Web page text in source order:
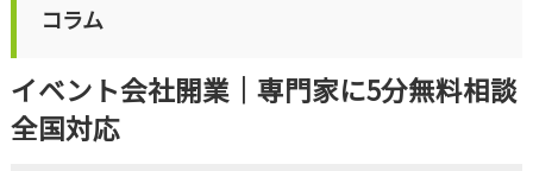
コラム
イベント会社開業｜専門家に5分無料相談
全国対応